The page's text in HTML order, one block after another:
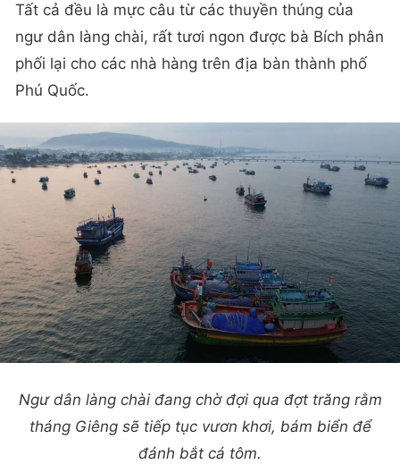
Tất cả đều là mực câu từ các thuyền thúng của
ngư dân làng chài, rất tươi ngon được bà Bích phân
phối lại cho các nhà hàng trên địa bàn thành phố
Phú Quốc.
Ngư dân làng chài đang chờ đợi qua đợt trăng rằm
tháng Giêng sẽ tiếp tục vươn khơi, bám biển để
đánh bắt cá tôm.